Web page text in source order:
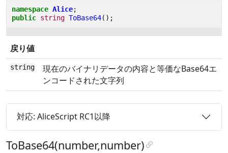
namespace Alice;
public string ToBase64();
戻り値
string
現在のバイナリデータの内容と等価なBase64エ
ンコードされた文字列
対応: AliceScript RC1以降
ToBase64(number,number)